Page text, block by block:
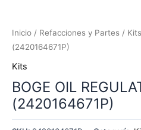
Inicio / Refacciones y Partes / Kits
(2420164671P)
Kits
BOGE OIL
(2420164671P)